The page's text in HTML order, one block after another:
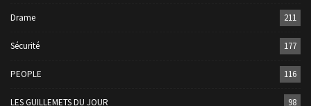
Drame 211
Sécurité 177
PEOPLE 116
LES GUILLEMETS DU JOUR 98